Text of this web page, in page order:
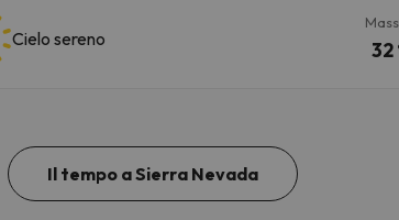
Cielo sereno
32
Il tempo a Sierra Nevada